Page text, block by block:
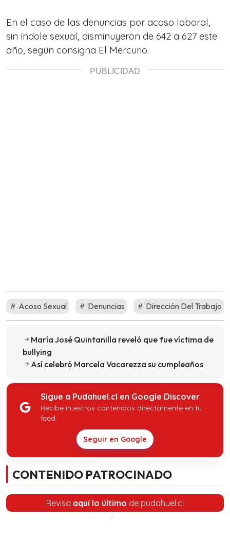
En el caso de las denuncias por acoso laboral,
sin índole sexual, disminuyeron de 642 a 627 este
año, según consigna El Mercurio.
Acoso Sexual Denuncias Dirección Del Trabajo
María José Quintanilla reveló que fue víctima de
bullying
Así celebró Marcela Vacarezza su cumpleaños
Sigue a Pudahuel.cl en Google Discover
Recibe nuestros contenidos directamente en tu
feed.
Seguir en Google
CONTENIDO PATROCINADO
Revisa aquí lo último de pudahuel.cl